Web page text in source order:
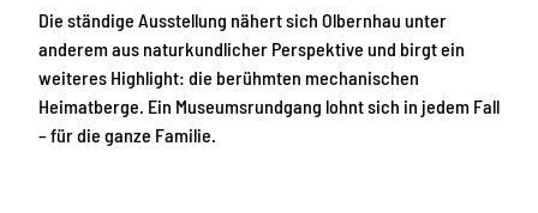
h
a
u
Die ständige Ausstellung nähert sich Olbernhau unter
anderem aus naturkundlicher Perspektive und birgt ein
weiteres Highlight: die berühmten mechanischen
Heimatberge. Ein Museumsrundgang lohnt sich in jedem Fall
– für die ganze Familie.